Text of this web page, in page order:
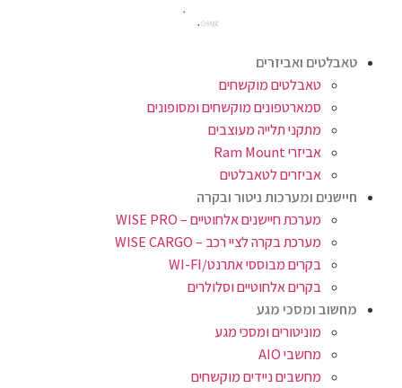
טאבלטים ואביזרים
טאבלטים מוקשחים
סמארטפונים מוקשחים ומסופונים
מתקני תלייה מעוצבים
אביזרי Ram Mount
אביזרים לטאבלטים
חיישנים ומערכות ניטור ובקרה
מערכת חיישנים אלחוטיים – WISE PRO
מערכת בקרה לציי רכב – WISE CARGO
בקרים מבוססי אתרנט/WI-FI
בקרים אלחוטיים וסלולרים
מחשוב ומסכי מגע
מוניטורים ומסכי מגע
מחשבי AIO
מחשבים ניידים מוקשחים